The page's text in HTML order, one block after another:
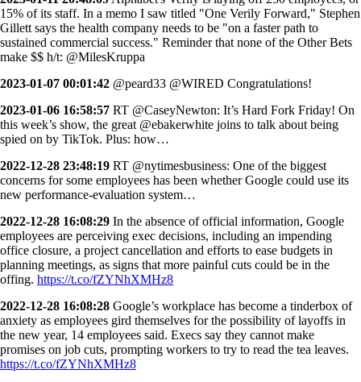
15% of its staff. In a memo I saw titled "One Verily Forward," Stephen
Gillett says the health company needs to be "on a faster path to
sustained commercial success." Reminder that none of the Other Bets
make $$ h/t: @MilesKruppa
2023-01-07 00:01:42 @peard33 @WIRED Congratulations!
2023-01-06 16:58:57 RT @CaseyNewton: It’s Hard Fork Friday! On
this week’s show, the great @ebakerwhite joins to talk about being
spied on by TikTok. Plus: how…
2022-12-28 23:48:19 RT @nytimesbusiness: One of the biggest
concerns for some employees has been whether Google could use its
new performance-evaluation system…
2022-12-28 16:08:29 In the absence of official information, Google
employees are perceiving exec decisions, including an impending
office closure, a project cancellation and efforts to ease budgets in
planning meetings, as signs that more painful cuts could be in the
offing. https://t.co/fZYNhXMHz8
2022-12-28 16:08:28 Google’s workplace has become a tinderbox of
anxiety as employees gird themselves for the possibility of layoffs in
the new year, 14 employees said. Execs say they cannot make
promises on job cuts, prompting workers to try to read the tea leaves.
https://t.co/fZYNhXMHz8